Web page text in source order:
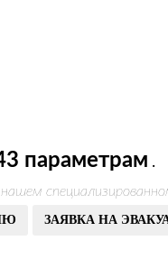
параметрам .
ЗАЯВКА НА